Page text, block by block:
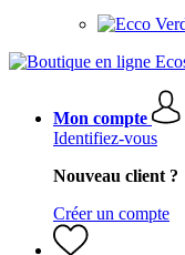
Mon compte
Identifiez-vous
Nouveau client ?
Créer un compte